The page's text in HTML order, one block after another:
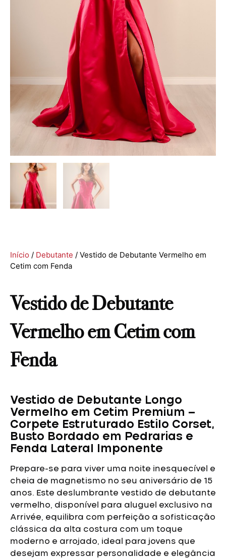
Início / Debutante / Vestido de Debutante Vermelho em
Cetim com Fenda
Vestido de Debutante
Vermelho em Cetim com
Fenda
Vestido de Debutante Longo
Vermelho em Cetim Premium –
Corpete Estruturado Estilo Corset,
Busto Bordado em Pedrarias e
Fenda Lateral Imponente
Prepare-se para viver uma noite inesquecível e
cheia de magnetismo no seu aniversário de 15
anos. Este deslumbrante vestido de debutante
vermelho, disponível para aluguel exclusivo na
Arrivée, equilibra com perfeição a sofisticação
clássica da alta costura com um toque
moderno e arrojado, ideal para jovens que
desejam expressar personalidade e elegância